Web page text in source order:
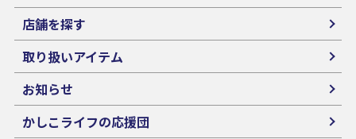
店舗を探す
取り扱いアイテム
お知らせ
かしこライフの応援団